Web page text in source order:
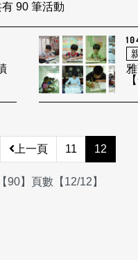
90 筆活動
上一頁 11 12
90】頁數【12/12】